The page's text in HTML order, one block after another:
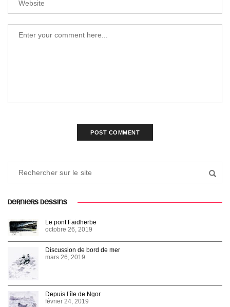
DERNIERS DESSINS
Le pont Faidherbe
octobre 26, 2019
Discussion de bord de mer
mars 26, 2019
Depuis l’île de Ngor
février 24, 2019